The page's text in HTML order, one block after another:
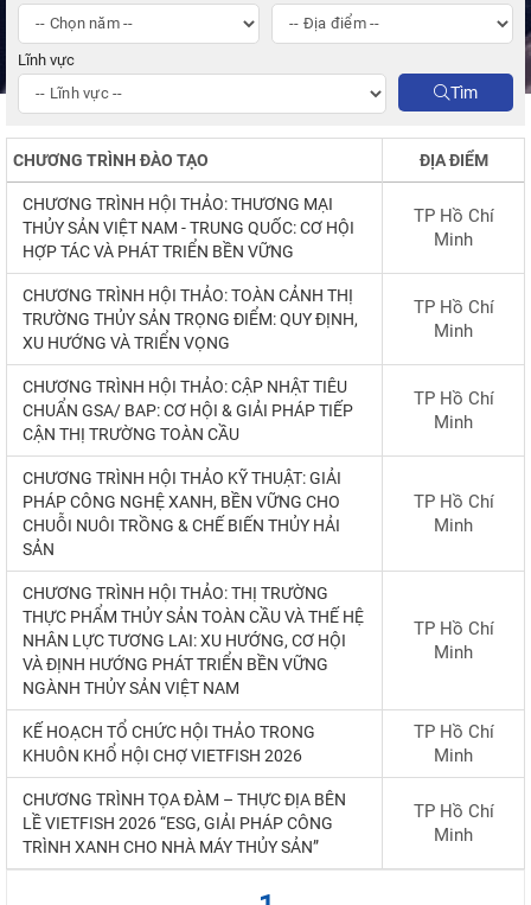
Lĩnh vực
Tìm
CHƯƠNG TRÌNH ĐÀO TẠO ĐỊA ĐIỂM
CHƯƠNG TRÌNH HỘI THẢO:THƯƠNG MẠI
THỦYSẢN VIỆT NAM -TRUNG QUỐC:CƠ HỘI
HỢPTÁCVÀ PHÁTTRIỂN BỀN VỮNG
TP Hồ Chí
Minh
CHƯƠNG TRÌNH HỘI THẢO:TOÀN CẢNH THỊ
TRƯỜNG THỦYSẢN TRỌNG ĐIỂM:QUYĐỊNH,
XU HƯỚNG VÀTRIỂN VỌNG
TP Hồ Chí
Minh
CHƯƠNG TRÌNH HỘI THẢO:CẬP NHẬTTIÊU
CHUẨN GSA/ BAP:CƠ HỘI & GIẢI PHÁPTIẾP
CẬN THỊ TRƯỜNG TOÀN CẦU
TP Hồ Chí
Minh
CHƯƠNG TRÌNH HỘI THẢO KỸTHUẬT:GIẢI
PHÁPCÔNG NGHỆXANH, BỀN VỮNG CHO
CHUỖI NUÔI TRỒNG & CHẾ BIẾN THỦY HẢI
SẢN
TP Hồ Chí
Minh
CHƯƠNG TRÌNH HỘI THẢO:THỊ TRƯỜNG
THỰC PHẨM THỦYSẢN TOÀN CẦUVÀTHẾ HỆ
NHÂN LỰCTƯƠNG LAI:XU HƯỚNG, CƠ HỘI
VÀĐỊNH HƯỚNG PHÁTTRIỂN BỀN VỮNG
NGÀNH THỦYSẢN VIỆT NAM
TP Hồ Chí
Minh
KẾ HOẠCH TỔ CHỨC HỘI THẢO TRONG
KHUÔN KHỔ HỘI CHỢVIETFISH 2026
TP Hồ Chí
Minh
CHƯƠNG TRÌNH TỌAĐÀM – THỰCĐỊA BÊN
LỀVIETFISH 2026“ESG, GIẢI PHÁPCÔNG
TRÌNH XANH CHO NHÀ MÁYTHỦYSẢN”
TP Hồ Chí
Minh